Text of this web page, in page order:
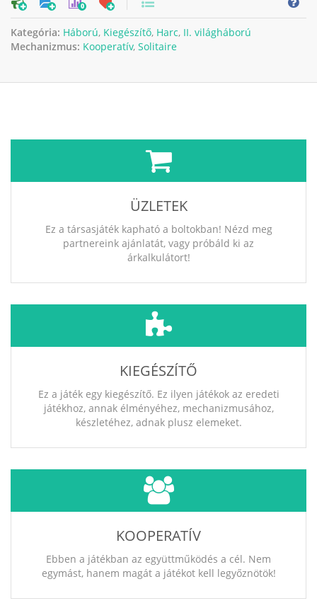
0
Kategória: Háború, Kiegészítő, Harc, II. világháború
Mechanizmus: Kooperatív, Solitaire
ÜZLETEK
Ez a társasjáték kapható a boltokban! Nézd meg
partnereink ajánlatát, vagy próbáld ki az
árkalkulátort!
KIEGÉSZÍTŐ
Ez a játék egy kiegészítő. Ez ilyen játékok az eredeti
játékhoz, annak élményéhez, mechanizmusához,
készletéhez, adnak plusz elemeket.
KOOPERATÍV
Ebben a játékban az együttműködés a cél. Nem
egymást, hanem magát a játékot kell legyőznötök!